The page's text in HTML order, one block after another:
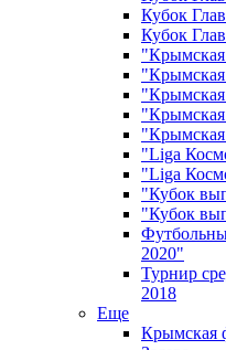
Кубок
Кубок
"Крымская
"Крымская
"Крымская
"Крымская
"Крымская
"Liga
"Liga
"Кубок
"Кубок
2020"
Турнир
2018
Еще
Крымская